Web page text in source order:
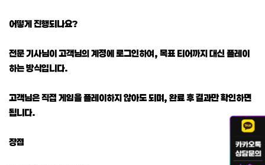
어떻게 진행되나요?
전문 기사님이 고객님의 계정에 로그인하여, 목표 티어까지 대신 플레이
하는 방식입니다.
고객님은 직접 게임을 플레이하지 않아도 되며, 완료 후 결과만 확인하면
됩니다.
장점